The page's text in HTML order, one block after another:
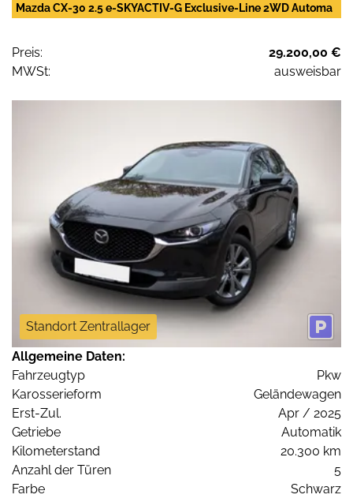
Mazda CX-30 2.5 e-SKYACTIV-G Exclusive-Line 2WD Automa
Preis:
29.200,00 €
MWSt:
ausweisbar
Standort Zentrallager
Allgemeine Daten:
Fahrzeugtyp
Pkw
Karosserieform
Geländewagen
Erst-Zul.
Apr / 2025
Getriebe
Automatik
Kilometerstand
20.300 km
Anzahl der Türen
5
Farbe
Schwarz